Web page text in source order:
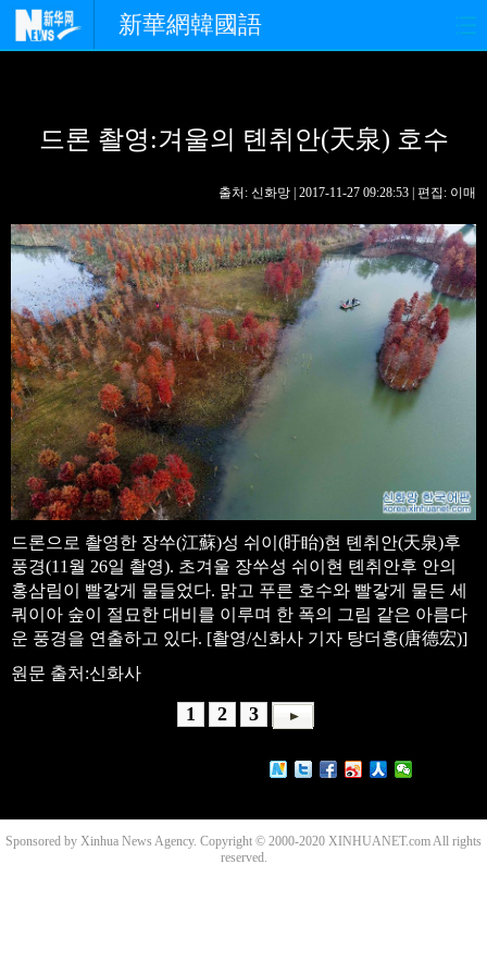
新華網韓國語
경제 사회 포토
핫 TV 문화
연예 관광 오피니언
생생 중국어
드론 촬영:겨울의 톈취안(天泉) 호수
출처: 신화망 | 2017-11-27 09:28:53 | 편집: 이매
드론으로 촬영한 장쑤(江蘇)성 쉬이(盱眙)현 톈취안(天泉)후
풍경(11월 26일 촬영). 초겨울 장쑤성 쉬이현 톈취안후 안의
홍삼림이 빨갛게 물들었다. 맑고 푸른 호수와 빨갛게 물든 세
쿼이아 숲이 절묘한 대비를 이루며 한 폭의 그림 같은 아름다
운 풍경을 연출하고 있다. [촬영/신화사 기자 탕더훙(唐德宏)]
원문 출처:신화사
1 2 3